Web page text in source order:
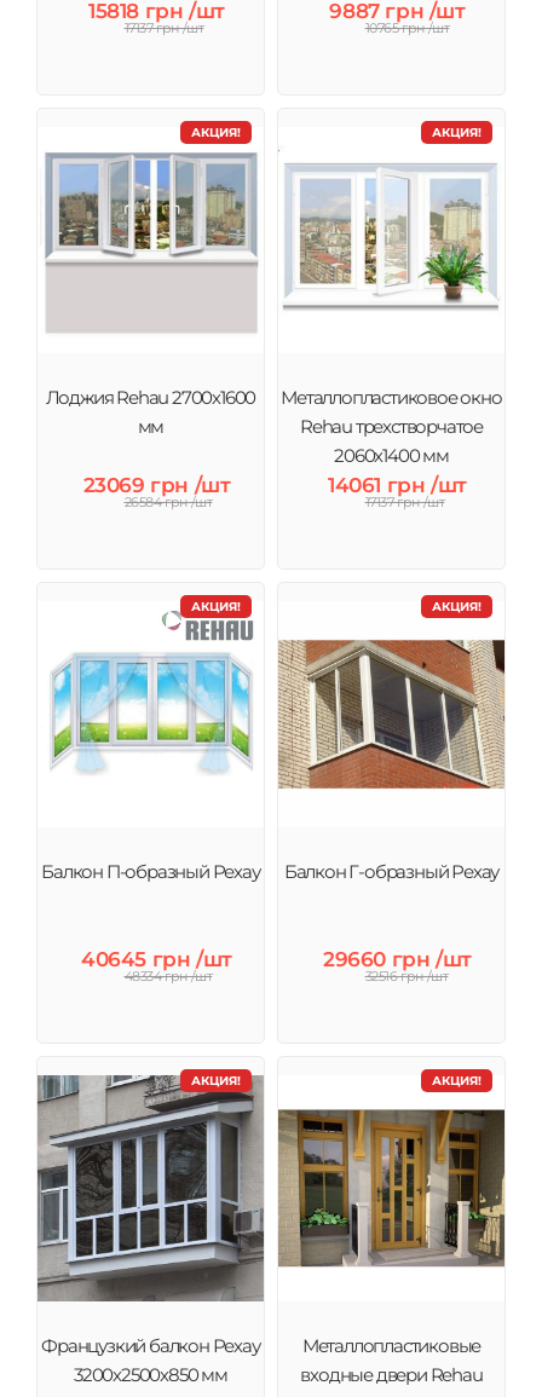
15818 грн /шт
17137 грн /шт
9887 грн /шт
10765 грн /шт
АКЦИЯ!
Лоджия Rehau 2700х1600
мм
23069 грн /шт
26584 грн /шт
АКЦИЯ!
Металлопластиковое окно
Rehau трехстворчатое
2060х1400 мм
14061 грн /шт
17137 грн /шт
АКЦИЯ!
Балкон П-образный Рехау
40645 грн /шт
48334 грн /шт
АКЦИЯ!
Балкон Г-образный Рехау
29660 грн /шт
32516 грн /шт
АКЦИЯ!
Французкий балкон Рехау
3200х2500х850 мм
АКЦИЯ!
Металлопластиковые
входные двери Rehau